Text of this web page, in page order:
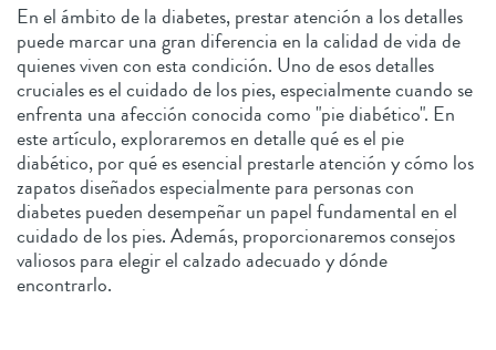
En el ámbito de la diabetes, prestar atención a los detalles
puede marcar una gran diferencia en la calidad de vida de
quienes viven con esta condición. Uno de esos detalles
cruciales es el cuidado de los pies, especialmente cuando se
enfrenta una afección conocida como "pie diabético". En
este artículo, exploraremos en detalle qué es el pie
diabético, por qué es esencial prestarle atención y cómo los
zapatos diseñados especialmente para personas con
diabetes pueden desempeñar un papel fundamental en el
cuidado de los pies. Además, proporcionaremos consejos
valiosos para elegir el calzado adecuado y dónde
encontrarlo.